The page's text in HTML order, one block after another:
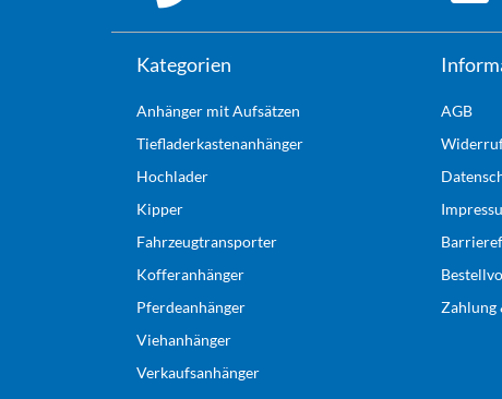
Kategorien
Anhänger mit Aufsätzen
Tiefladerkastenanhänger
Hochlader
Kipper
Fahrzeugtransporter
Kofferanhänger
Pferdeanhänger
Viehanhänger
Verkaufsanhänger
AGB
Zahlung